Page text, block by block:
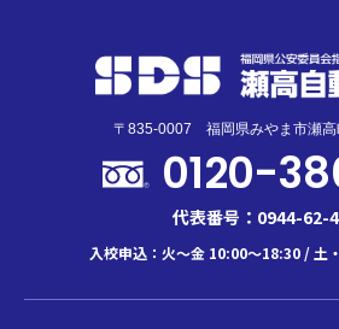
〒835-0007 福岡県みやま市瀬高
0120-
代表番号：0944-62-
入校申込：火～金 10:00～18:30 / 土